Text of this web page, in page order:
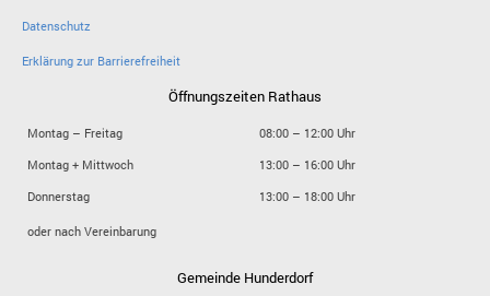
Datenschutz
Erklärung zur Barrierefreiheit
Öffnungszeiten Rathaus
Montag – Freitag
08:00 – 12:00 Uhr
Montag + Mittwoch
13:00 – 16:00 Uhr
Donnerstag
13:00 – 18:00 Uhr
oder nach Vereinbarung
Gemeinde Hunderdorf